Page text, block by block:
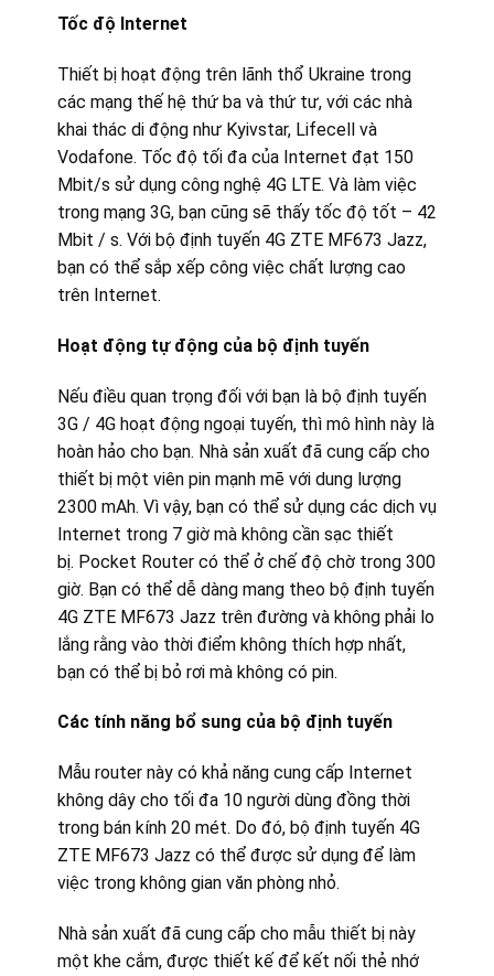
Tốc độ Internet
Thiết bị hoạt động trên lãnh thổ Ukraine trong
các mạng thế hệ thứ ba và thứ tư, với các nhà
khai thác di động như Kyivstar, Lifecell và
Vodafone. Tốc độ tối đa của Internet đạt 150
Mbit/s sử dụng công nghệ 4G LTE. Và làm việc
trong mạng 3G, bạn cũng sẽ thấy tốc độ tốt – 42
Mbit / s. Với bộ định tuyến 4G ZTE MF673 Jazz,
bạn có thể sắp xếp công việc chất lượng cao
trên Internet.
Hoạt động tự động của bộ định tuyến
Nếu điều quan trọng đối với bạn là bộ định tuyến
3G / 4G hoạt động ngoại tuyến, thì mô hình này là
hoàn hảo cho bạn. Nhà sản xuất đã cung cấp cho
thiết bị một viên pin mạnh mẽ với dung lượng
2300 mAh. Vì vậy, bạn có thể sử dụng các dịch vụ
Internet trong 7 giờ mà không cần sạc thiết
bị. Pocket Router có thể ở chế độ chờ trong 300
giờ. Bạn có thể dễ dàng mang theo bộ định tuyến
4G ZTE MF673 Jazz trên đường và không phải lo
lắng rằng vào thời điểm không thích hợp nhất,
bạn có thể bị bỏ rơi mà không có pin.
Các tính năng bổ sung của bộ định tuyến
Mẫu router này có khả năng cung cấp Internet
không dây cho tối đa 10 người dùng đồng thời
trong bán kính 20 mét. Do đó, bộ định tuyến 4G
ZTE MF673 Jazz có thể được sử dụng để làm
việc trong không gian văn phòng nhỏ.
Nhà sản xuất đã cung cấp cho mẫu thiết bị này
một khe cắm, được thiết kế để kết nối thẻ nhớ